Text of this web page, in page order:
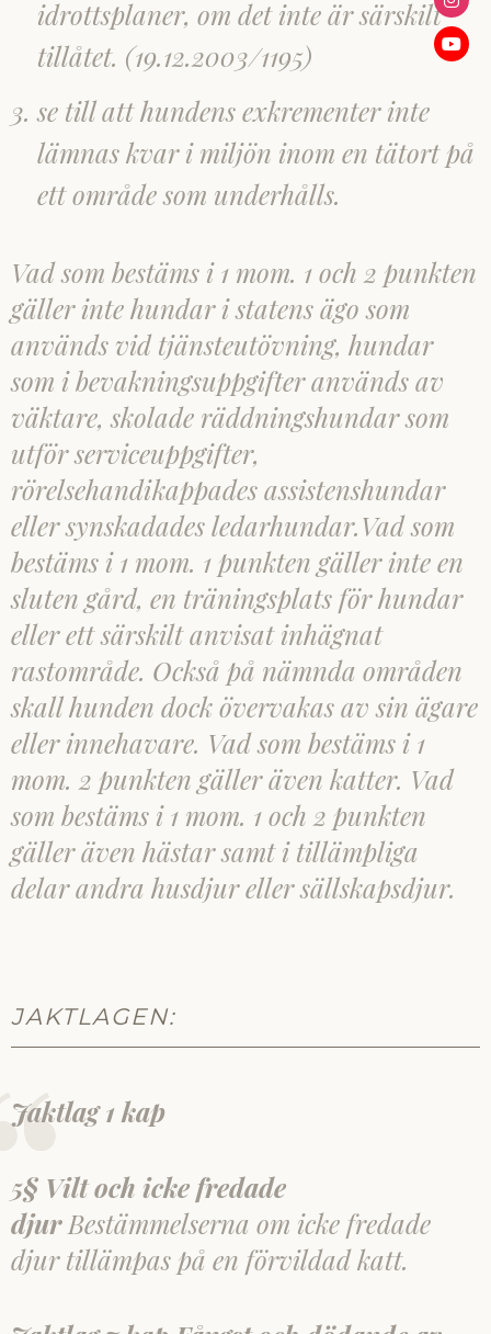
idrottsplaner, om det inte är särskilt
tillåtet. (19.12.2003/1195)
se till att hundens exkrementer inte
lämnas kvar i miljön inom en tätort på
ett område som underhålls.
Vad som bestäms i 1 mom. 1 och 2 punkten
gäller inte hundar i statens ägo som
används vid tjänsteutövning, hundar
som i bevakningsuppgifter används av
väktare, skolade räddningshundar som
utför serviceuppgifter,
rörelsehandikappades assistenshundar
eller synskadades ledarhundar.Vad som
bestäms i 1 mom. 1 punkten gäller inte en
sluten gård, en träningsplats för hundar
eller ett särskilt anvisat inhägnat
rastområde. Också på nämnda områden
skall hunden dock övervakas av sin ägare
eller innehavare. Vad som bestäms i 1
mom. 2 punkten gäller även katter. Vad
som bestäms i 1 mom. 1 och 2 punkten
gäller även hästar samt i tillämpliga
delar andra husdjur eller sällskapsdjur.
JAKTLAGEN:
Jaktlag 1 kap
5§ Vilt och icke fredade
djurBestämmelserna om icke fredade
djur tillämpas på en förvildad katt.